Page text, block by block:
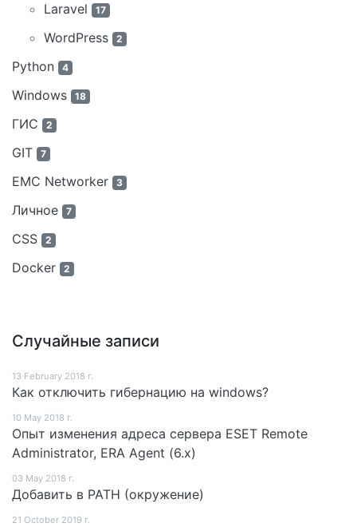
Laravel 17
WordPress 2
Python 4
Windows 18
ГИС 2
GIT 7
EMC Networker 3
Личное 7
CSS 2
Docker 2
Случайные записи
13 February 2018 г.
Как отключить гибернацию на windows?
10 May 2018 г.
Опыт изменения адреса сервера ESET Remote
Administrator, ERA Agent (6.x)
03 May 2018 г.
Добавить в PATH (окружение)
21 October 2019 г.